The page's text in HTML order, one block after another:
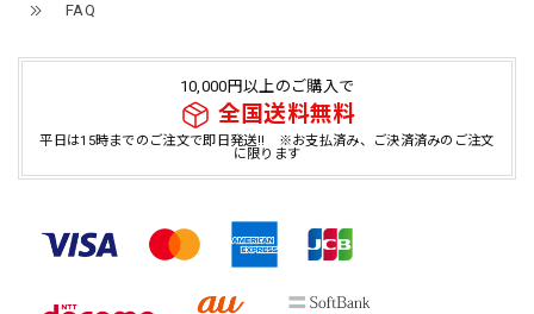
FAQ
10,000円以上のご購入で
全国送料無料
平日は15時までのご注文で即日発送!! ※お支払済み、ご決済済みのご注文
に限ります